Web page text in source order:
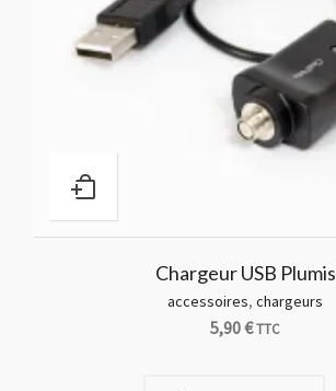
Chargeur USB Plumis
accessoires, chargeurs
5,90€TTC